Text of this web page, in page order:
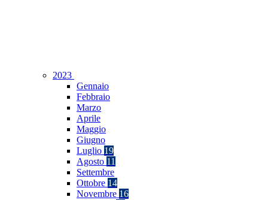
2023
Gennaio
Febbraio
Marzo
Aprile
Maggio
Giugno
Luglio 19
Agosto 11
Settembre
Ottobre 14
Novembre 16